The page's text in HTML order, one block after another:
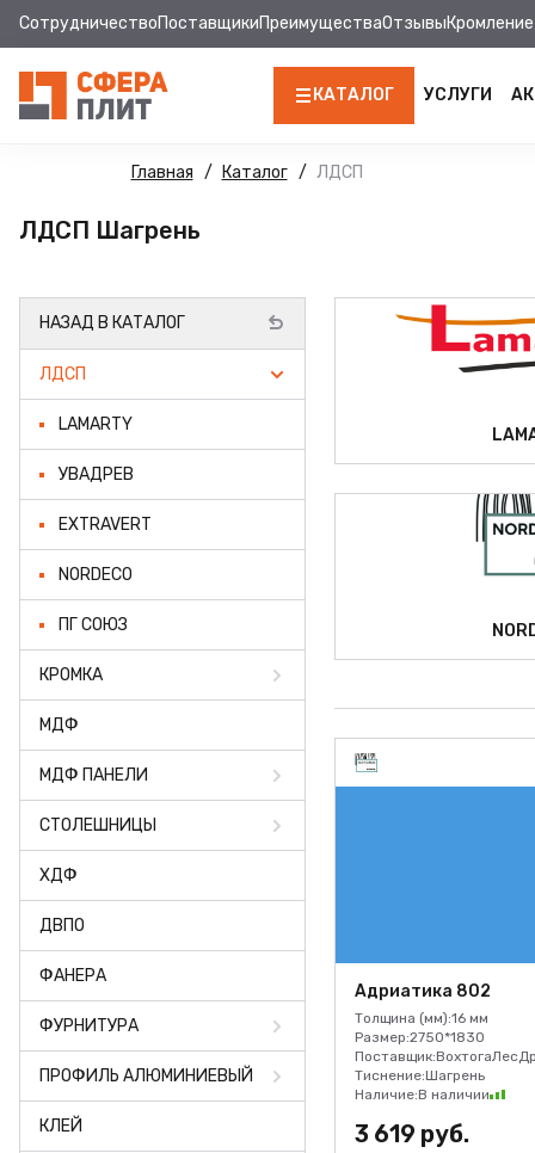
СотрудничествоПоставщикиПреимуществаОтзывы
КАТАЛОГ
ЛДСП
КЛЕЙ
РАСПРОДАЖА
НОВИНКИ
УСЛУГИ
Главная Каталог ЛДСП
ЛДСП Шагрень
НАЗАД В КАТАЛОГ
ЛДСП
LAMARTY
УВАДРЕВ
EXTRAVERT
NORDECO
ПГ СОЮЗ
КРОМКА
МДФ
МДФ ПАНЕЛИ
СТОЛЕШНИЦЫ
ХДФ
ДВПО
ФАНЕРА
ФУРНИТУРА
ПРОФИЛЬ АЛЮМИНИЕВЫЙ
КЛЕЙ
Адриатика 802
Толщина (мм):16 мм
Размер:2750*1830
Поставщик:
Тиснение:Шагрень
Наличие:В наличии
3 619 руб.